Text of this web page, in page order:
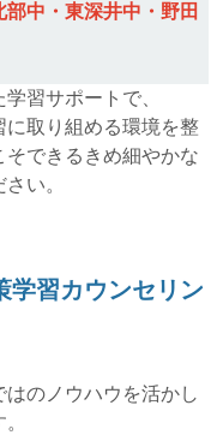
中・東深井中・野田
習サポートで、
取り組める環境を整
そできるきめ細やかな
い。
習カウンセリン
のノウハウを活かし